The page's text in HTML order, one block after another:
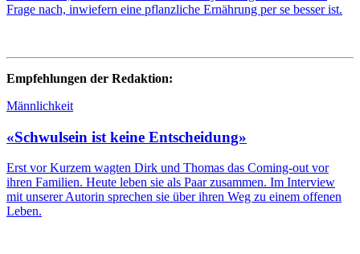
Frage nach, inwiefern eine pflanzliche Ernährung per se besser ist.
Empfehlungen der Redaktion:
Männlichkeit
«Schwulsein ist keine Entscheidung»
Erst vor Kurzem wagten Dirk und Thomas das Coming-out vor
ihren Familien. Heute leben sie als Paar zusammen. Im Interview
mit unserer Autorin sprechen sie über ihren Weg zu einem offenen
Leben.